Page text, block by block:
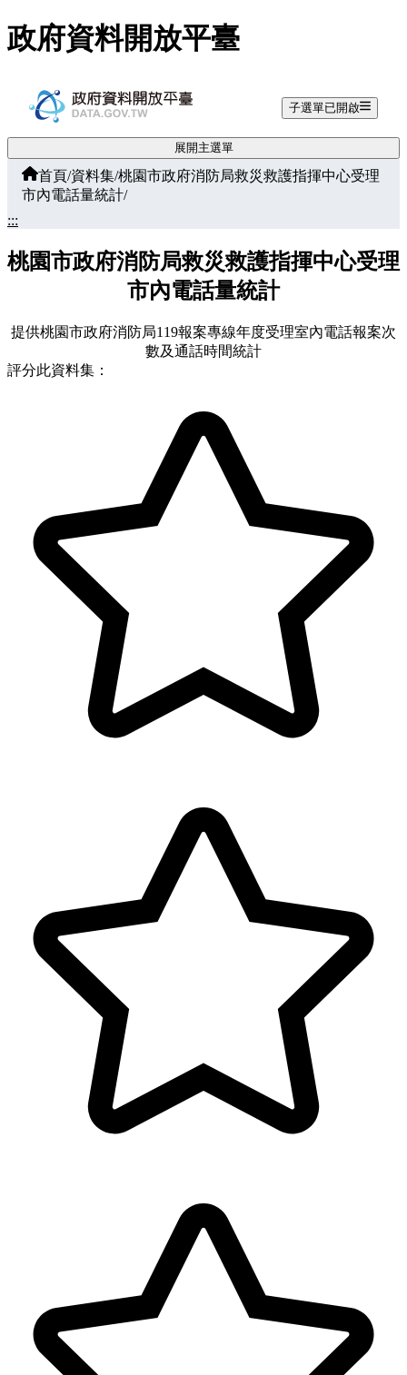
跳至主要內容
政府資料開放平臺
子選單已開啟
展開主選單
首頁/資料集/桃園市政府消防局救災救護指揮中心受理
市內電話量統計/
:::
桃園市政府消防局救災救護指揮中心受理
市內電話量統計
提供桃園市政府消防局119報案專線年度受理室內電話報案次
數及通話時間統計
評分此資料集：